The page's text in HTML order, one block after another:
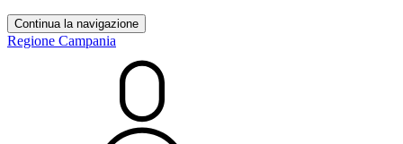
Continua la navigazione
Regione Campania